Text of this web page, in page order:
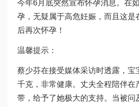
今年6月底突然宣布怀孕消息。在
孕，无疑属于高危妊娠，而且这是
后再次怀孕！
温馨提示：
蔡少芬在接受媒体采访时透露，宝
千克，非常健康。丈夫全程陪伴在
带，给予了她极大的支持。当被问